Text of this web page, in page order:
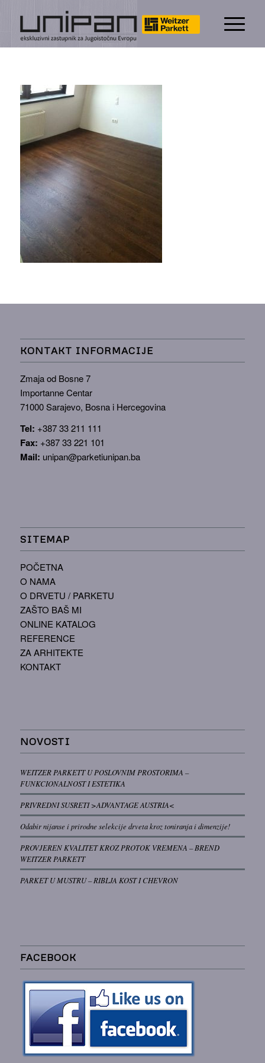
KONTAKT INFORMACIJE
Zmaja od Bosne 7
Importanne Centar
71000 Sarajevo, Bosna i Hercegovina
Tel: +387 33 211 111
Fax: +387 33 221 101
Mail: unipan@parketiunipan.ba
SITEMAP
POČETNA
O NAMA
O DRVETU / PARKETU
ZAŠTO BAŠ MI
ONLINE KATALOG
REFERENCE
ZA ARHITEKTE
KONTAKT
NOVOSTI
WEITZER PARKETT U POSLOVNIM PROSTORIMA –
FUNKCIONALNOST I ESTETIKA
PRIVREDNI SUSRETI >ADVANTAGE AUSTRIA<
Odabir nijanse i prirodne selekcije drveta kroz toniranja i dimenzije!
PROVJEREN KVALITET KROZ PROTOK VREMENA – BREND
WEITZER PARKETT
PARKET U MUSTRU – RIBLJA KOST I CHEVRON
FACEBOOK